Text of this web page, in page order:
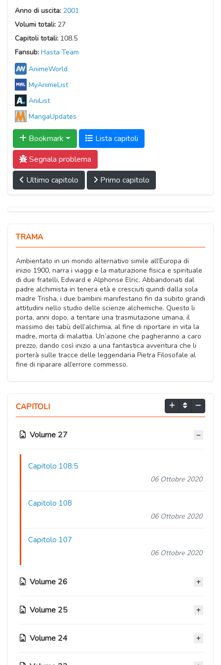
Anno di uscita: 2001
Volumi totali: 27
Capitoli totali: 108.5
Fansub: Hasta Team
AnimeWorld
MyAnimeList
AniList
MangaUpdates
Bookmark
Lista capitoli
Segnala problema
Ultimo capitolo
Primo capitolo
TRAMA
Ambientato in un mondo alternativo simile all’Europa di
inizio 1900, narra i viaggi e la maturazione fisica e spirituale
di due fratelli, Edward e Alphonse Elric. Abbandonati dal
padre alchimista in tenera età e cresciuti quindi dalla sola
madre Trisha, i due bambini manifestano fin da subito grandi
attitudini nello studio delle scienze alchemiche. Questo li
porta, anni dopo, a tentare una trasmutazione umana, il
massimo dei tabù dell’alchimia, al fine di riportare in vita la
madre, morta di malattia. Un’azione che pagheranno a caro
prezzo, dando così inizio a una fantastica avventura che li
porterà sulle tracce delle leggendaria Pietra Filosofale al
fine di riparare all’errore commesso.
CAPITOLI
Volume 27
Capitolo 108.5
06 Ottobre 2020
Capitolo 108
06 Ottobre 2020
Capitolo 107
06 Ottobre 2020
Volume 26
Capitolo 106
06 Ottobre 2020
Volume 25
Capitolo 103
Volume 24